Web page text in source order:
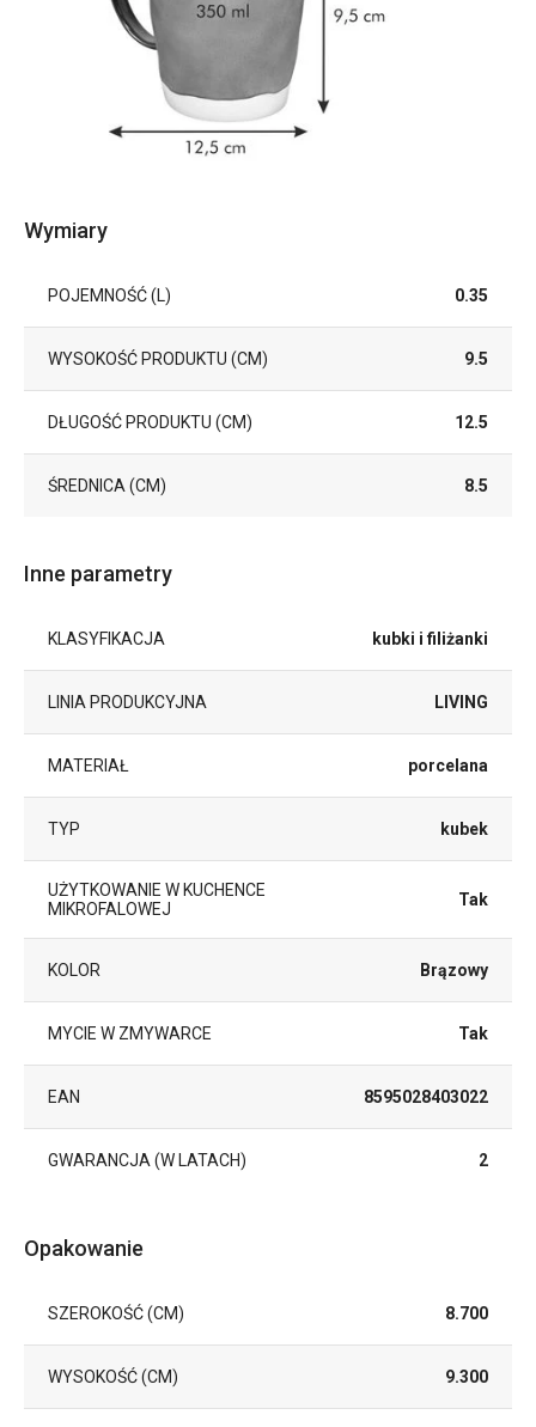
Wymiary
POJEMNOŚĆ (L) 0.35
WYSOKOŚĆ PRODUKTU (CM) 9.5
DŁUGOŚĆ PRODUKTU (CM) 12.5
ŚREDNICA (CM) 8.5
Inne parametry
KLASYFIKACJA kubki i filiżanki
LINIA PRODUKCYJNA LIVING
MATERIAŁ porcelana
TYP kubek
UŻYTKOWANIE W KUCHENCE
MIKROFALOWEJ
Tak
KOLOR Brązowy
MYCIE W ZMYWARCE Tak
EAN 8595028403022
GWARANCJA (W LATACH) 2
Opakowanie
SZEROKOŚĆ (CM) 8.700
WYSOKOŚĆ (CM) 9.300